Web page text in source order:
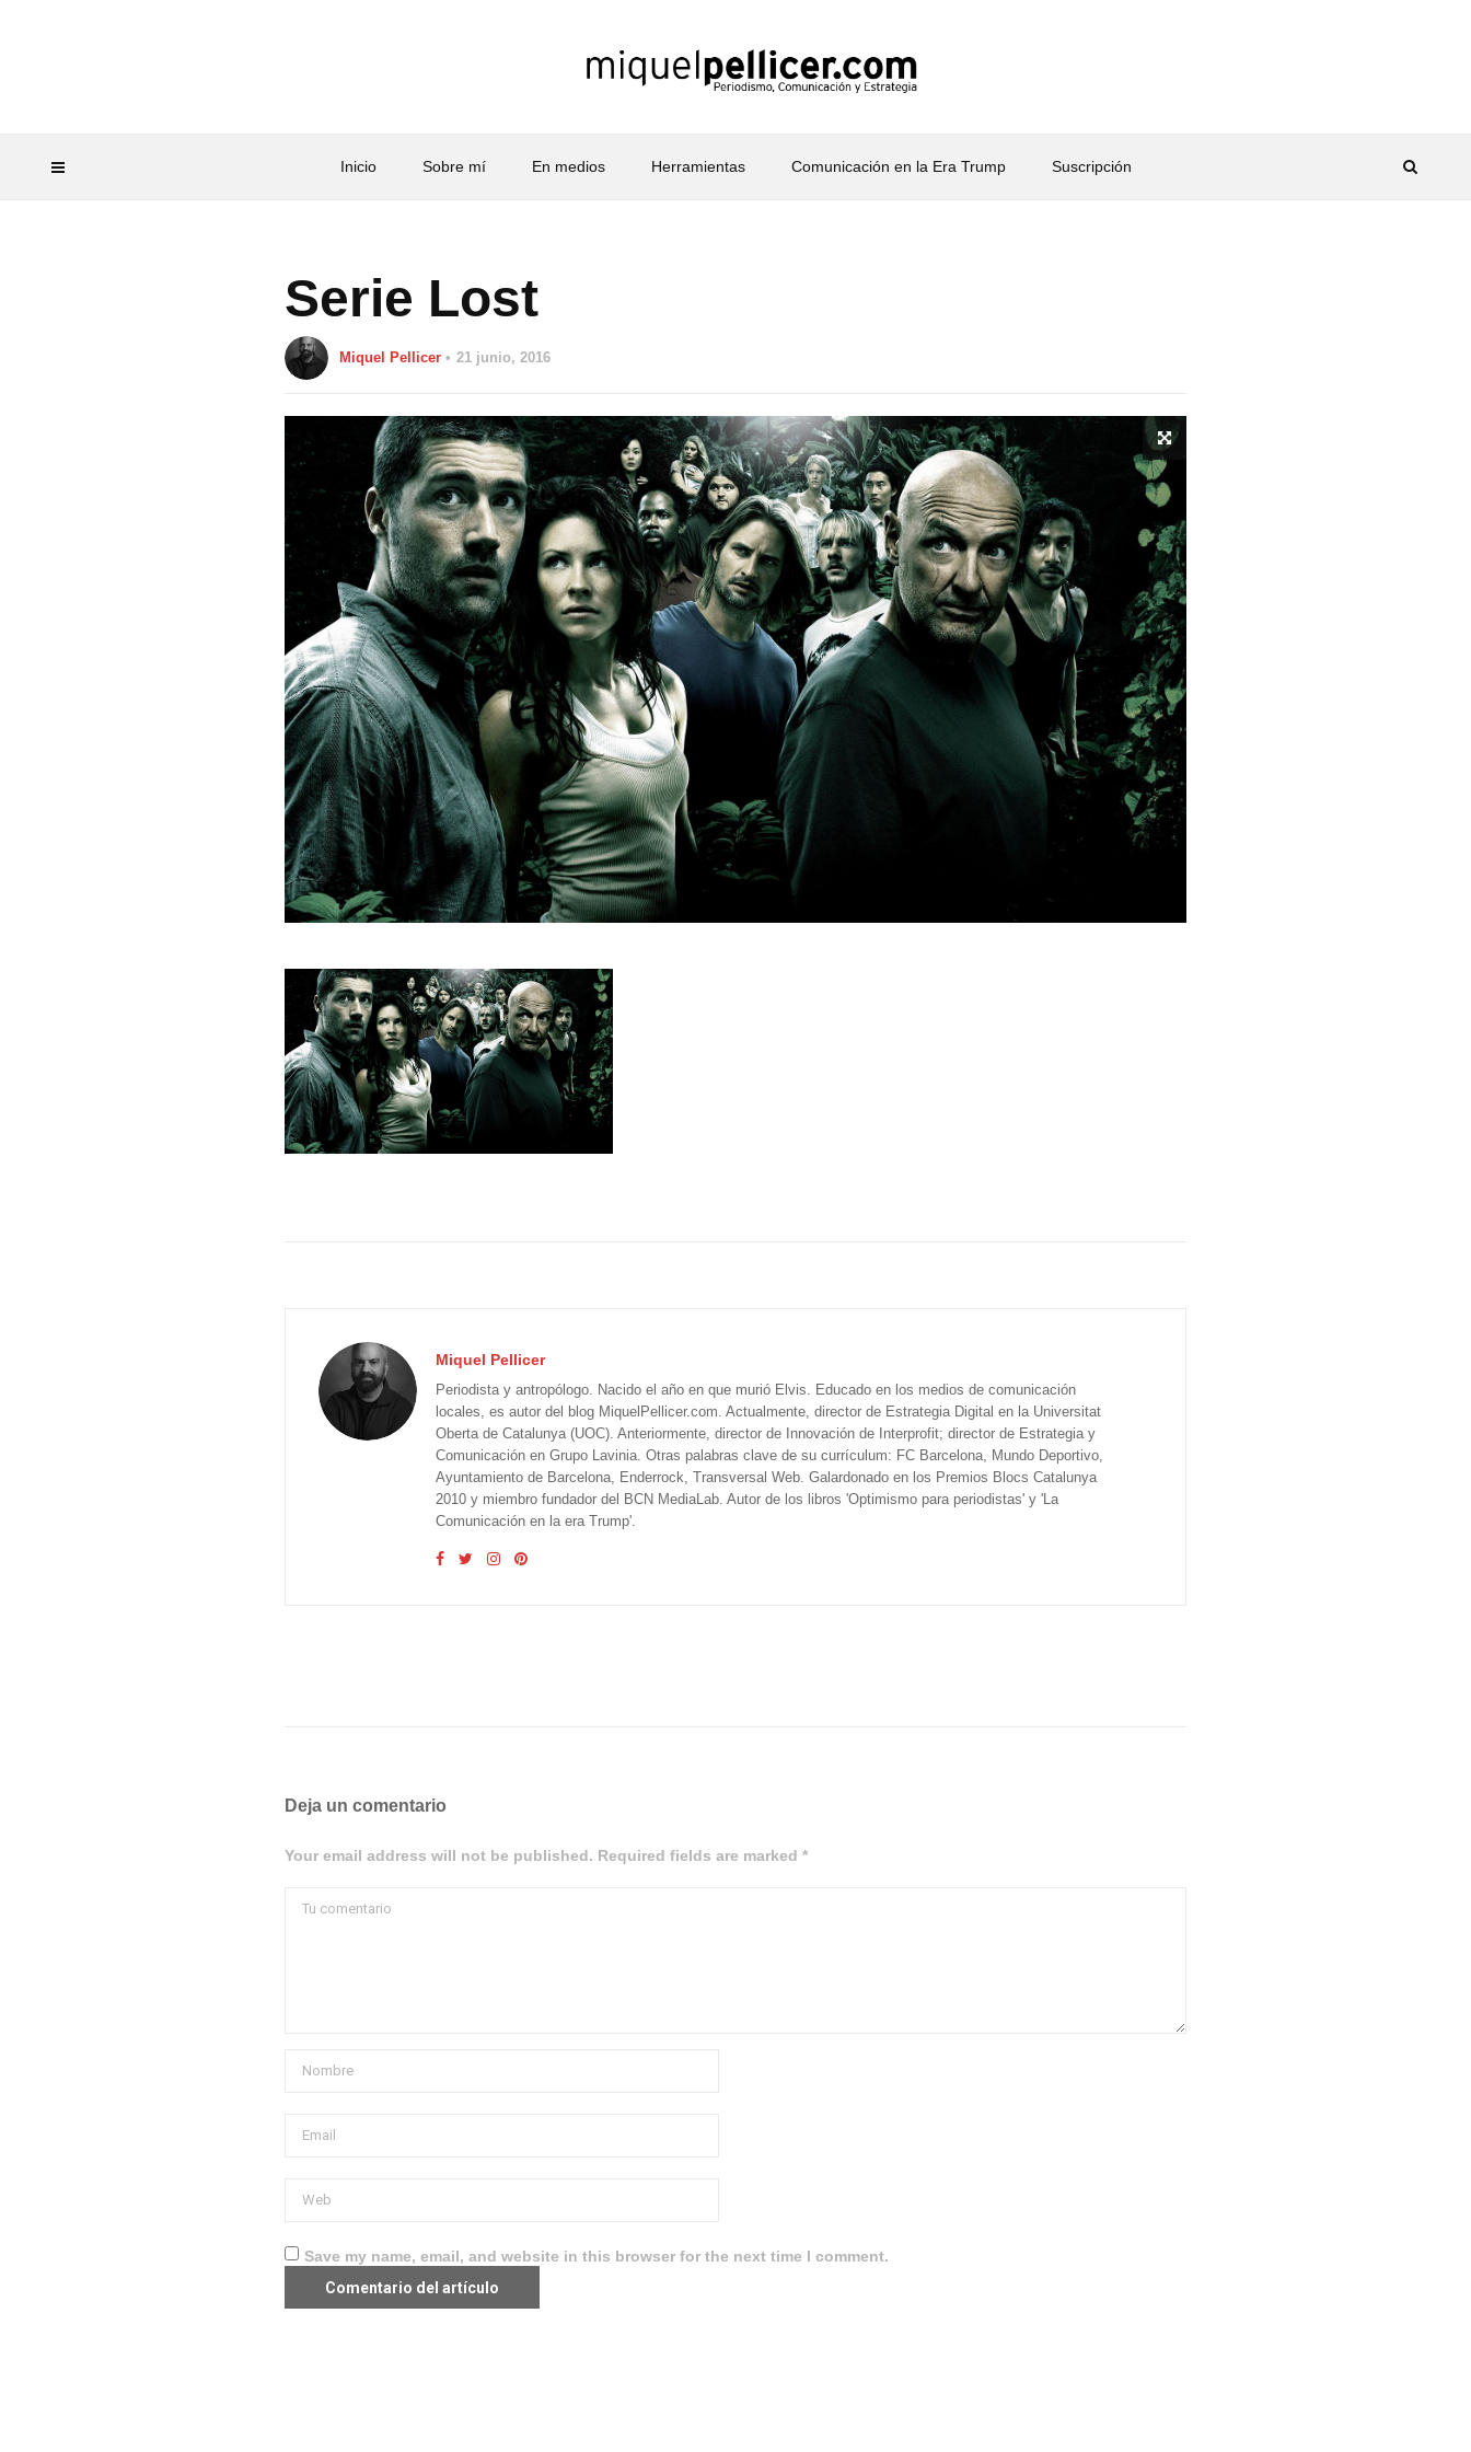
Inicio Sobre mí En medios Herramientas Comunicación en la Era Trump Suscripción
Serie Lost
Miquel Pellicer 21 junio, 2016
Miquel Pellicer
Periodista y antropólogo. Nacido el año en que murió Elvis. Educado en los medios de comunicación
locales, es autor del blog MiquelPellicer.com. Actualmente, director de Estrategia Digital en la Universitat
Oberta de Catalunya (UOC). Anteriormente, director de Innovación de Interprofit; director de Estrategia y
Comunicación en Grupo Lavinia. Otras palabras clave de su currículum: FC Barcelona, Mundo Deportivo,
Ayuntamiento de Barcelona, Enderrock, Transversal Web. Galardonado en los Premios Blocs Catalunya
2010 y miembro fundador del BCN MediaLab. Autor de los libros 'Optimismo para periodistas' y 'La
Comunicación en la era Trump'.
Deja un comentario
Your email address will not be published. Required fields are marked *
Save my name, email, and website in this browser for the next time I comment.